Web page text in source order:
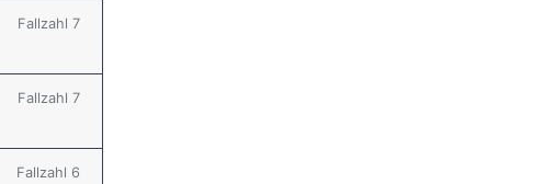
Fallzahl 7
Fallzahl 7
Fallzahl 6